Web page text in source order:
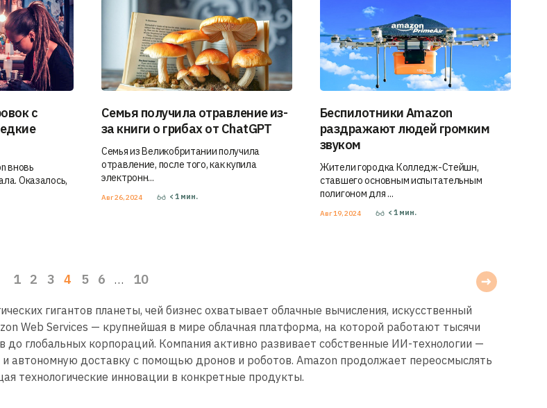
с
вновь
Оказалось,
Семья получила отравление из-
за книги о грибах от ChatGPT
Семья из Великобритании получила
отравление, после того, как купила
электронн...
Авг 26, 2024 < 1 мин.
Беспилотники Amazon
раздражают людей громким
звуком
Жители городка Колледж-Стейшн,
ставшего основным испытательным
полигоном для ...
Авг 19, 2024 < 1 мин.
1 2 3 4 5 6 … 10
гигантов планеты, чей бизнес охватывает облачные вычисления, искусственный
Web Services — крупнейшая в мире облачная платформа, на которой работают тысячи
до глобальных корпораций. Компания активно развивает собственные ИИ-технологии —
и автономную доставку с помощью дронов и роботов. Amazon продолжает переосмыслять
технологические инновации в конкретные продукты.